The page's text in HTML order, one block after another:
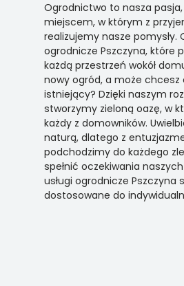
Ogrodnictwo to nasza
miejscem, w którym z
realizujemy nasze pomysły.
ogrodnicze Pszczyna, które
każdą przestrzeń wokół
nowy ogród, a może chcesz
istniejący? Dzięki naszym
stworzymy zieloną oazę, w
każdy z domowników.
naturą, dlatego z
podchodzimy do każdego
spełnić oczekiwania
usługi ogrodnicze Pszczyna
dostosowane do